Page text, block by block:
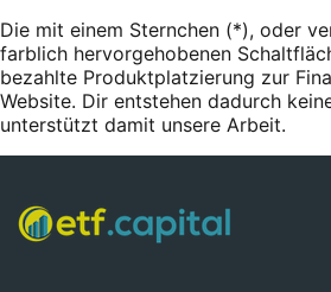
Die mit einem Sternchen (*), oder
farblich hervorgehobenen
bezahlte Produktplatzierung zur
Website. Dir entstehen dadurch
unterstützt damit unsere Arbeit.